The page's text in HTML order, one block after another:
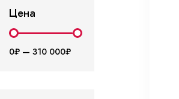
Цена
0₽ — 310 000₽